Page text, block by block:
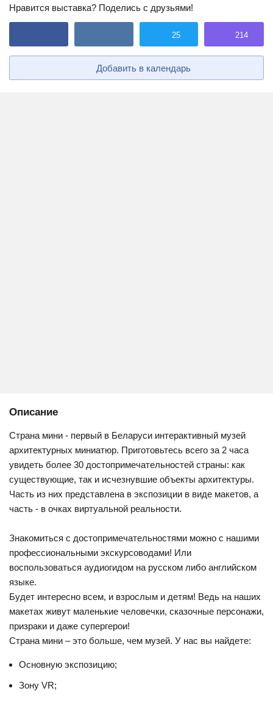
Нравится выставка? Поделись с друзьями!
25 214
Добавить в календарь
Описание
Страна мини - первый в Беларуси интерактивный музей
архитектурных миниатюр. Приготовьтесь всего за 2 часа
увидеть более 30 достопримечательностей страны: как
существующие, так и исчезнувшие объекты архитектуры.
Часть из них представлена в экспозиции в виде макетов, а
часть - в очках виртуальной реальности.
Знакомиться с достопримечательностями можно с нашими
профессиональными экскурсоводами! Или
воспользоваться аудиогидом на русском либо английском
языке.
Будет интересно всем, и взрослым и детям! Ведь на наших
макетах живут маленькие человечки, сказочные персонажи,
призраки и даже супергерои!
Страна мини – это больше, чем музей. У нас вы найдете:
Основную экспозицию;
Зону VR;